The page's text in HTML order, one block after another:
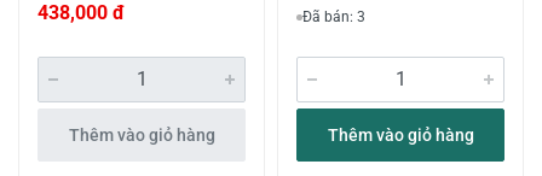
438,000 đ
Thêm vào giỏ hàng
Đã bán: 3
Thêm vào giỏ hàng